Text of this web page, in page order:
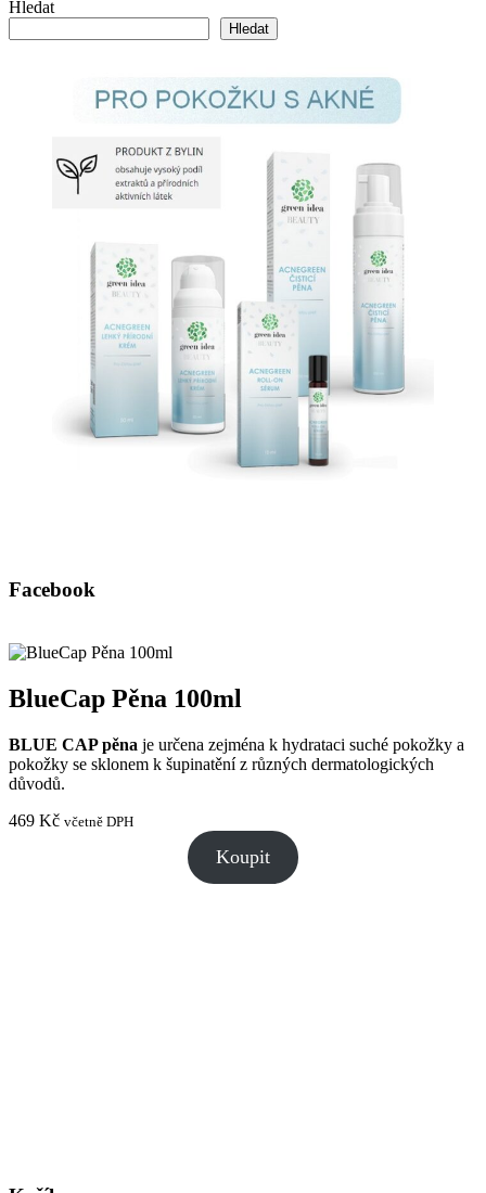
Hledat
Hledat
Facebook
BlueCap Pěna 100ml
BLUE CAP pěna je určena zejména k hydrataci suché pokožky a
pokožky se sklonem k šupinatění z různých dermatologických
důvodů.
469 Kč včetně DPH
Koupit